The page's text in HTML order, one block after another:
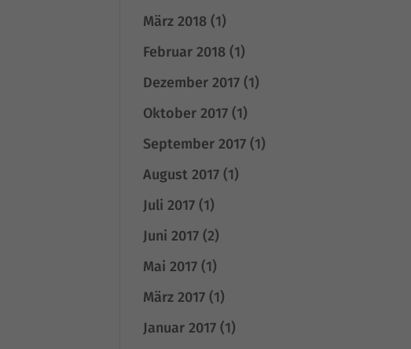
März 2018 (1)
Februar 2018 (1)
Dezember 2017 (1)
Oktober 2017 (1)
September 2017 (1)
August 2017 (1)
Juli 2017 (1)
Juni 2017 (2)
Mai 2017 (1)
März 2017 (1)
Januar 2017 (1)